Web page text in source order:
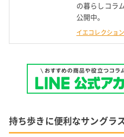
の暮らしコラ
公開中。
イエコレクショ
持ち歩きに便利なサングラ